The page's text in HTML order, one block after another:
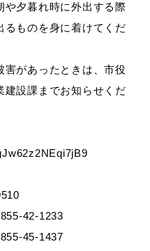
子育て
出会い・結婚
夕暮れ時に外出する際
るものを身に着けてくだ
があったときは、市役
建設課までお知らせくだ
42-1233
45-1437